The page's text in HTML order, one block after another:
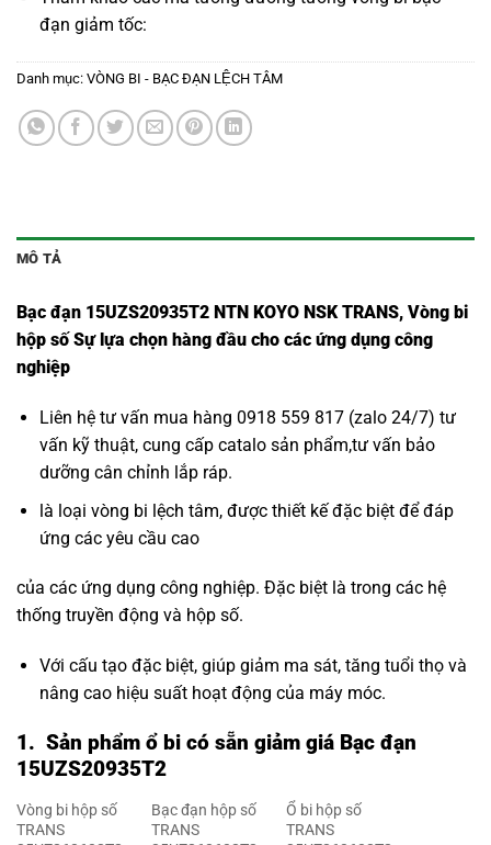
đạn giảm tốc:
Danh mục: VÒNG BI - BẠC ĐẠN LỆCH TÂM
MÔ TẢ
Bạc đạn 15UZS20935T2 NTN KOYO NSK TRANS, Vòng bi
hộp số Sự lựa chọn hàng đầu cho các ứng dụng công
nghiệp
Liên hệ tư vấn mua hàng 0918 559 817 (zalo 24/7) tư
vấn kỹ thuật, cung cấp catalo sản phẩm,tư vấn bảo
dưỡng cân chỉnh lắp ráp.
là loại vòng bi lệch tâm, được thiết kế đặc biệt để đáp
ứng các yêu cầu cao
của các ứng dụng công nghiệp. Đặc biệt là trong các hệ
thống truyền động và hộp số.
Với cấu tạo đặc biệt, giúp giảm ma sát, tăng tuổi thọ và
nâng cao hiệu suất hoạt động của máy móc.
1. Sản phẩm ổ bi có sẵn giảm giá Bạc đạn
15UZS20935T2
Vòng bi hộp số
TRANS
Bạc đạn hộp số
TRANS
Ổ bi hộp số
TRANS